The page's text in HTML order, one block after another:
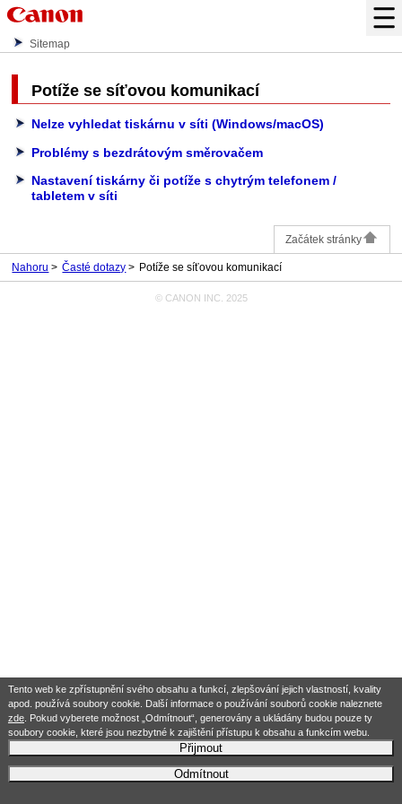
Tento web ke zpřístupnění svého obsahu a funkcí, zlepšování jejich vlastností, kvality
apod. používá soubory cookie. Další informace o používání souborů cookie naleznete
zde. Pokud vyberete možnost „Odmítnout“, generovány a ukládány budou pouze ty
soubory cookie, které jsou nezbytné k zajištění přístupu k obsahu a funkcím webu.
Přijmout
Odmítnout
Sitemap
Potíže se síťovou komunikací
Nelze vyhledat tiskárnu v síti (Windows/macOS)
Problémy s bezdrátovým směrovačem
Nastavení tiskárny či potíže s chytrým telefonem /
tabletem v síti
Začátek stránky
Nahoru Časté dotazy Potíže se síťovou komunikací
© CANON INC. 2025